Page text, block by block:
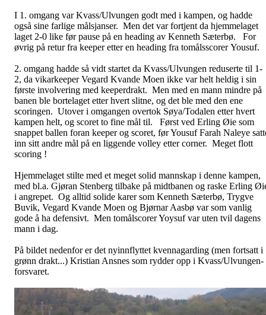
I 1. omgang var Kvass/Ulvungen godt med i kampen, og hadde
også sine farlige målsjanser. Men det var fortjent da hjemmelaget
laget 2-0 like før pause på en heading av Kenneth Sæterbø. For
øvrig på retur fra keeper etter en heading fra tomålsscorer Yousuf.
2. omgang hadde så vidt startet da Kvass/Ulvungen reduserte til 1-
2, da vikarkeeper Vegard Kvande Moen ikke var helt heldig i sin
første involvering med keeperdrakt. Men med en mann mindre på
banen ble bortelaget etter hvert slitne, og det ble med den ene
scoringen. Utover i omgangen overtok Søya/Todalen etter hvert
kampen helt, og scoret to fine mål til. Først ved Erling Øie som
snappet ballen foran keeper og scoret, før Yousuf Farah Naleye
inn sitt andre mål på en liggende volley etter corner. Meget flott
scoring !
Hjemmelaget stilte med et meget solid mannskap i denne kampen,
med bl.a. Gjøran Stenberg tilbake på midtbanen og raske Erling
i angrepet. Og alltid solide karer som Kenneth Sæterbø, Trygve
Buvik, Vegard Kvande Moen og Bjørnar Aasbø var som vanlig
gode å ha defensivt. Men tomålscorer Yoysuf var uten tvil dagens
mann i dag.
På bildet nedenfor er det nyinnflyttet kvennagarding (men fortsatt i
grønn drakt...) Kristian Ansnes som rydder opp i Kvass/Ulvungen-
forsvaret.